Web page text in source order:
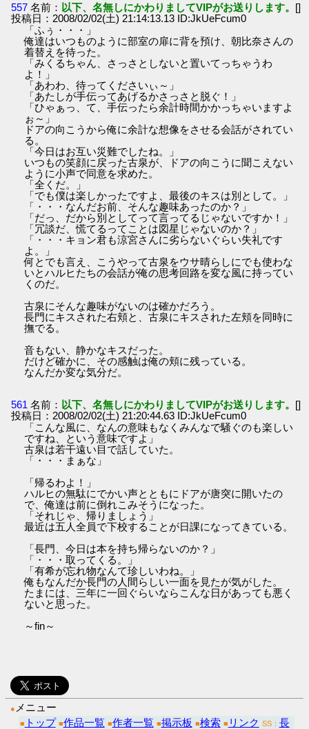
557 名前： 以下、名無しにかわりましてVIPがお送りします。 []
投稿日：2008/02/02(土) 21:14:13.13 ID:JkUeFcum0
「ふぅ・・・」
俺達はいつものように部室の扉に背を預け、朝比奈さんの
着替えを待った。
「みくるちゃん、さっさとしないと置いてっちゃうわ
よ！」
「あわわ、待ってくださいぃ～」
「あたしが手伝ってあげるかさっさと脱ぐ！」
「ひゃぁっ、て、手伝ったら余計時間かかっちゃいますよ
ぉ～」
ドアの向こうから俺に余計な想像をさせる会話がされてい
る。
「今日はお互い災難でしたね。」
いつもの笑顔に戻った古泉が、ドアの向こうに聞こえない
ように小声で同意を求めた。
「全くだ。」
「でも僕は楽しかったですよ、最後のキスは別として。」
「・・・なんだお前、そんな趣味あったのか？」
「だっ、だから別としてって言ってるじゃないですか！」
「冗談だ、慌てるってことは図星じゃないのか？」
「・・・キョン君も涼宮さんに劣らないぐらい失礼です
よ。」
何とでも言え、こうやって古泉をウサ晴らしにでも使わな
いとハルヒたちの会話が俺の思考回路を変な風に持ってい
くのだ。
古泉にそんな趣味がないのは確かだろう。
長門にキスされた右頬と、古泉にキスされた左頬を同時に
撫でる。
音もない、静かなキスだった。
だけど確かに、その感触は俺の頬に残っている。
なんだか変な気分だ。
561 名前： 以下、名無しにかわりましてVIPがお送りします。 []
投稿日：2008/02/02(土) 21:20:44.63 ID:JkUeFcum0
「こんな風に、なんの意味もなくみんなで騒ぐのも楽しい
ですね、という意味ですよ」
古泉は若干遠い目で話していた。
「・・・まぁな」
「帰るわよ！」
ハルヒの無駄にでかい声とともにドアが唐突に開いたの
で、俺達は前に倒れこみそうになった。
「それじゃ、帰りましょう」
最近は五人全員で下校することが日課になってきている。
「長門、今日は本を持ち帰らないのか？」
「・・・取ってくる。」
「有希が忘れ物なんて珍しいわね。」
俺もなんだか長門の人間らしい一面を見たが気がした。
たまには、三年に一回ぐらいならこんな日があっても悪く
ないと思った。
～fin～
● メニュー
■ トップ ■作品一覧 ■作者一覧 ■掲示板 ■検索 ■ リンク SS： 長